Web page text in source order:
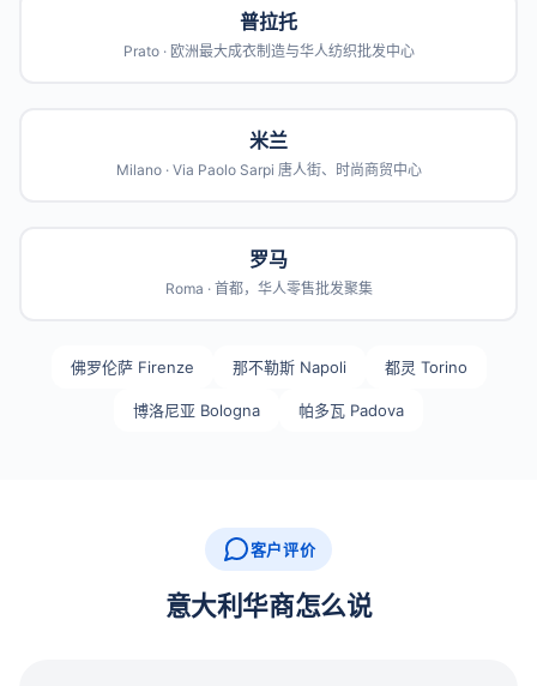
普拉托
Prato · 欧洲最大成衣制造与华人纺织批发中心
米兰
Milano · Via Paolo Sarpi 唐人街、时尚商贸中心
罗马
Roma · 首都，华人零售批发聚集
佛罗伦萨 Firenze 那不勒斯 Napoli 都灵 Torino
博洛尼亚 Bologna 帕多瓦 Padova
客户评价
意大利华商怎么说